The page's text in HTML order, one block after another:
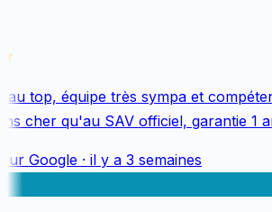
top, équipe très sympa et
cher qu'au SAV officiel, garantie 1
Google· il y a 3 semaines